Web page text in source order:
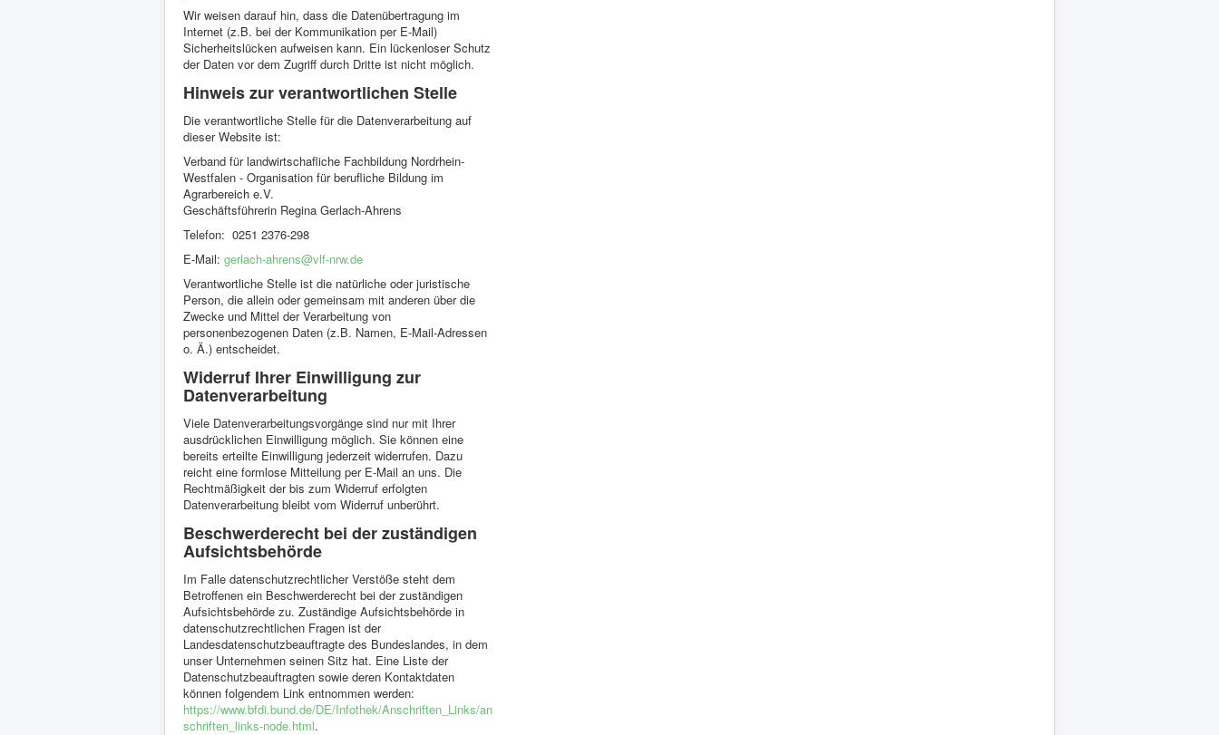
Wir weisen darauf hin, dass die Datenübertragung im
Internet (z.B. bei der Kommunikation per E-Mail)
Sicherheitslücken aufweisen kann. Ein lückenloser Schutz
der Daten vor dem Zugriff durch Dritte ist nicht möglich.
Hinweis zur verantwortlichen Stelle
Die verantwortliche Stelle für die Datenverarbeitung auf
dieser Website ist:
Verband für landwirtschafliche Fachbildung Nordrhein-
Westfalen - Organisation für berufliche Bildung im
Agrarbereich e.V.
Geschäftsführerin Regina Gerlach-Ahrens
Telefon: 0251 2376-298
E-Mail: gerlach-ahrens@vlf-nrw.de
Verantwortliche Stelle ist die natürliche oder juristische
Person, die allein oder gemeinsam mit anderen über die
Zwecke und Mittel der Verarbeitung von
personenbezogenen Daten (z.B. Namen, E-Mail-Adressen
o. Ä.) entscheidet.
Widerruf Ihrer Einwilligung zur
Datenverarbeitung
Viele Datenverarbeitungsvorgänge sind nur mit Ihrer
ausdrücklichen Einwilligung möglich. Sie können eine
bereits erteilte Einwilligung jederzeit widerrufen. Dazu
reicht eine formlose Mitteilung per E-Mail an uns. Die
Rechtmäßigkeit der bis zum Widerruf erfolgten
Datenverarbeitung bleibt vom Widerruf unberührt.
Beschwerderecht bei der zuständigen
Aufsichtsbehörde
Im Falle datenschutzrechtlicher Verstöße steht dem
Betroffenen ein Beschwerderecht bei der zuständigen
Aufsichtsbehörde zu. Zuständige Aufsichtsbehörde in
datenschutzrechtlichen Fragen ist der
Landesdatenschutzbeauftragte des Bundeslandes, in dem
unser Unternehmen seinen Sitz hat. Eine Liste der
Datenschutzbeauftragten sowie deren Kontaktdaten
können folgendem Link entnommen werden:
https://www.bfdi.bund.de/DE/Infothek/Anschriften_Links/an
schriften_links-node.html.